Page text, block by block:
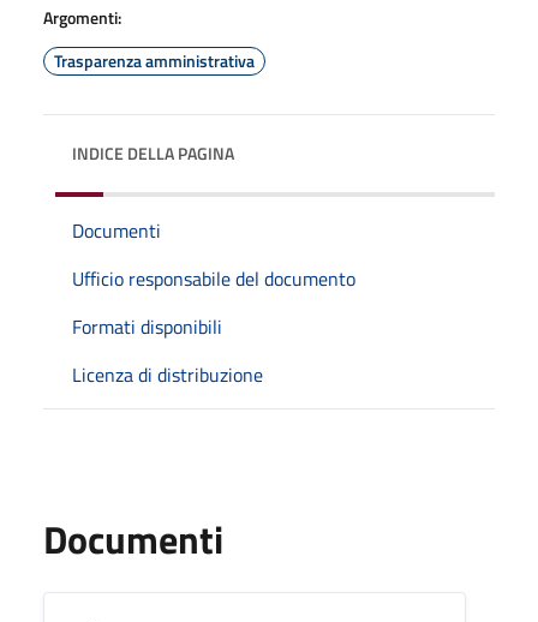
Argomenti:
Trasparenza amministrativa
INDICE DELLA PAGINA
Documenti
Ufficio responsabile del documento
Formati disponibili
Licenza di distribuzione
Documenti